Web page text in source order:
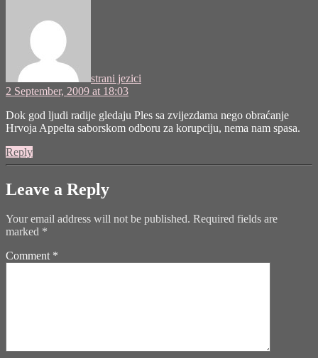
strani jezici
2 September, 2009 at 18:03
Dok god ljudi radije gledaju Ples sa zvijezdama nego obraćanje
Hrvoja Appelta saborskom odboru za korupciju, nema nam spasa.
Reply
Leave a Reply
Your email address will not be published. Required fields are
marked *
Comment *